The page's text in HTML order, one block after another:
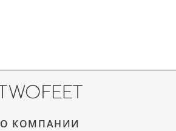
О КОМПАНИИ